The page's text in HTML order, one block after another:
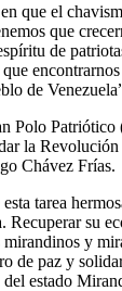
que el
que
de
de
Polo Patriótico
la
Chávez Frías.
tarea
Recuperar su
y
de paz y
estado